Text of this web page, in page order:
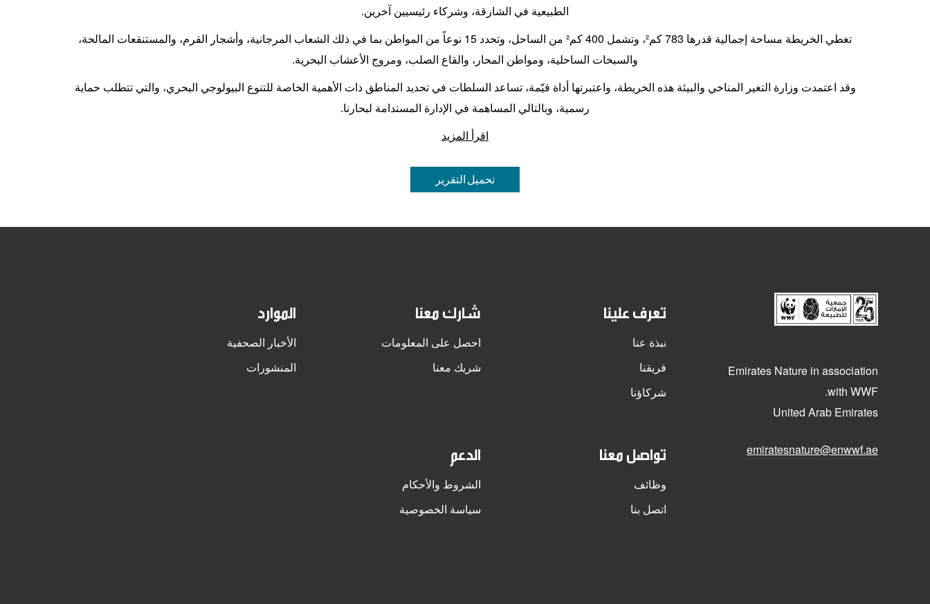
الطبيعية في الشارقة، وشركاء رئيسيين آخرين.
تغطي الخريطة مساحة إجمالية قدرها 783 كم²، وتشمل 400 كم² من الساحل، وتحدد 15 نوعاً من المواطن بما في ذلك الشعاب المرجانية، وأشجار القرم، والمستنقعات المالحة،
والسبخات الساحلية، ومواطن المحار، والقاع الصلب، ومروج الأعشاب البحرية.
وقد اعتمدت وزارة التغير المناخي والبيئة هذه الخريطة، واعتبرتها أداة قيّمة، تساعد السلطات في تحديد المناطق ذات الأهمية الخاصة للتنوع البيولوجي البحري، والتي تتطلب حماية
رسمية، وبالتالي المساهمة في الإدارة المستدامة لبحارنا.
اقرأ المزيد
تحميل التقرير
Emirates Nature in association
with WWF.
United Arab Emirates
emiratesnature@enwwf.ae
تعرف علينا
نبذة عنا
فريقنا
شركاؤنا
شارك معنا
احصل على المعلومات
شريك معنا
الموارد
الأخبار الصحفية
المنشورات
تواصل معنا
وظائف
اتصل بنا
الدعم
الشروط والأحكام
سياسة الخصوصية